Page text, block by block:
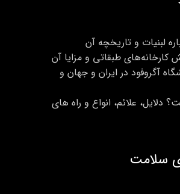
لبنیات و تاریخچه آن
کارخانه‌های طبقاتی و مزایا آن
آگروفود در ایران و جهان و
دلایل، علائم، انواع و راه‌ های
سلامت